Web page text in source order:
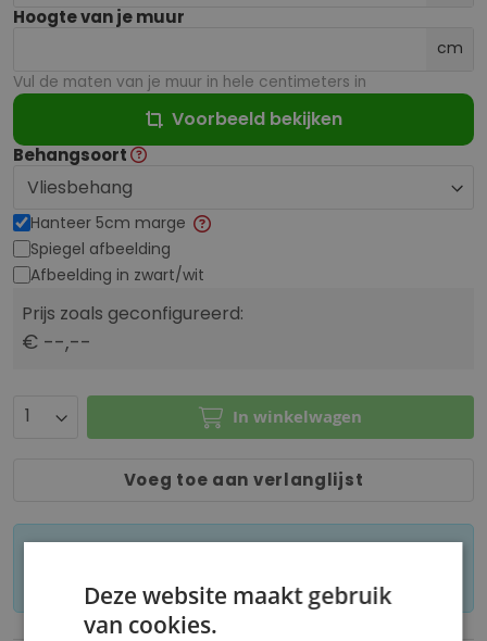
Hoogte van je muur
cm
Vul de maten van je muur in hele centimeters in
Voorbeeld bekijken
Behangsoort
Hanteer 5cm marge
Spiegel afbeelding
Afbeelding in zwart/wit
Prijs zoals geconfigureerd:
€ --,--
In winkelwagen
Voeg toe aan verlanglijst
Deze website maakt gebruik
van cookies.